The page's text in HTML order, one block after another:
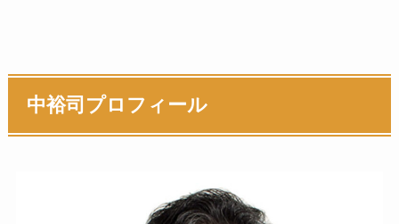
中裕司プロフィール